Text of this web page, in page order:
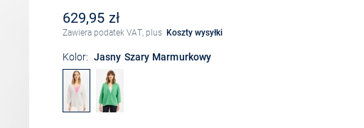
629,95 zł
Zawiera podatek VAT, plus Koszty wysyłki
Kolor: Jasny Szary Marmurkowy